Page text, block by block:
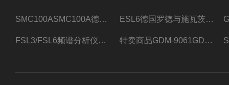
SMC100ASMC100A德国罗德与施瓦茨射频信号源 ESL6德国罗德与施瓦茨预认证EMI接收机
FSL3/FSL6频谱分析仪FSL3/FSL6罗德与施瓦茨 特卖商品GDM-9061GDM-9061台式万用表